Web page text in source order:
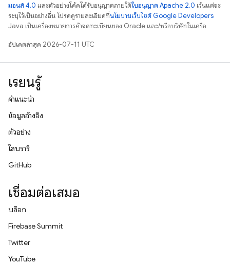
มอนส์ 4.0 และตัวอย่างโค้ดได้รับอนุญาตภายใต้ใบอนุญาต Apache 2.0 เว้นแต่จะ
ระบุไว้เป็นอย่างอื่น โปรดดูรายละเอียดที่นโยบายเว็บไซต์ Google Developers
Java เป็นเครื่องหมายการค้าจดทะเบียนของ Oracle และ/หรือบริษัทในเครือ
อัปเดตล่าสุด 2026-07-11 UTC
เรียนรู้
คำแนะนำ
ข้อมูลอ้างอิง
ตัวอย่าง
ไลบรารี
GitHub
เชื่อมต่อเสมอ
บล็อก
Firebase Summit
Twitter
YouTube